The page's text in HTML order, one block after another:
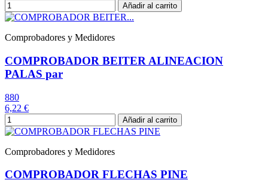
Añadir al carrito
Comprobadores y Medidores
COMPROBADOR BEITER ALINEACION
PALAS par
880
6,22 €
Añadir al carrito
Comprobadores y Medidores
COMPROBADOR FLECHAS PINE